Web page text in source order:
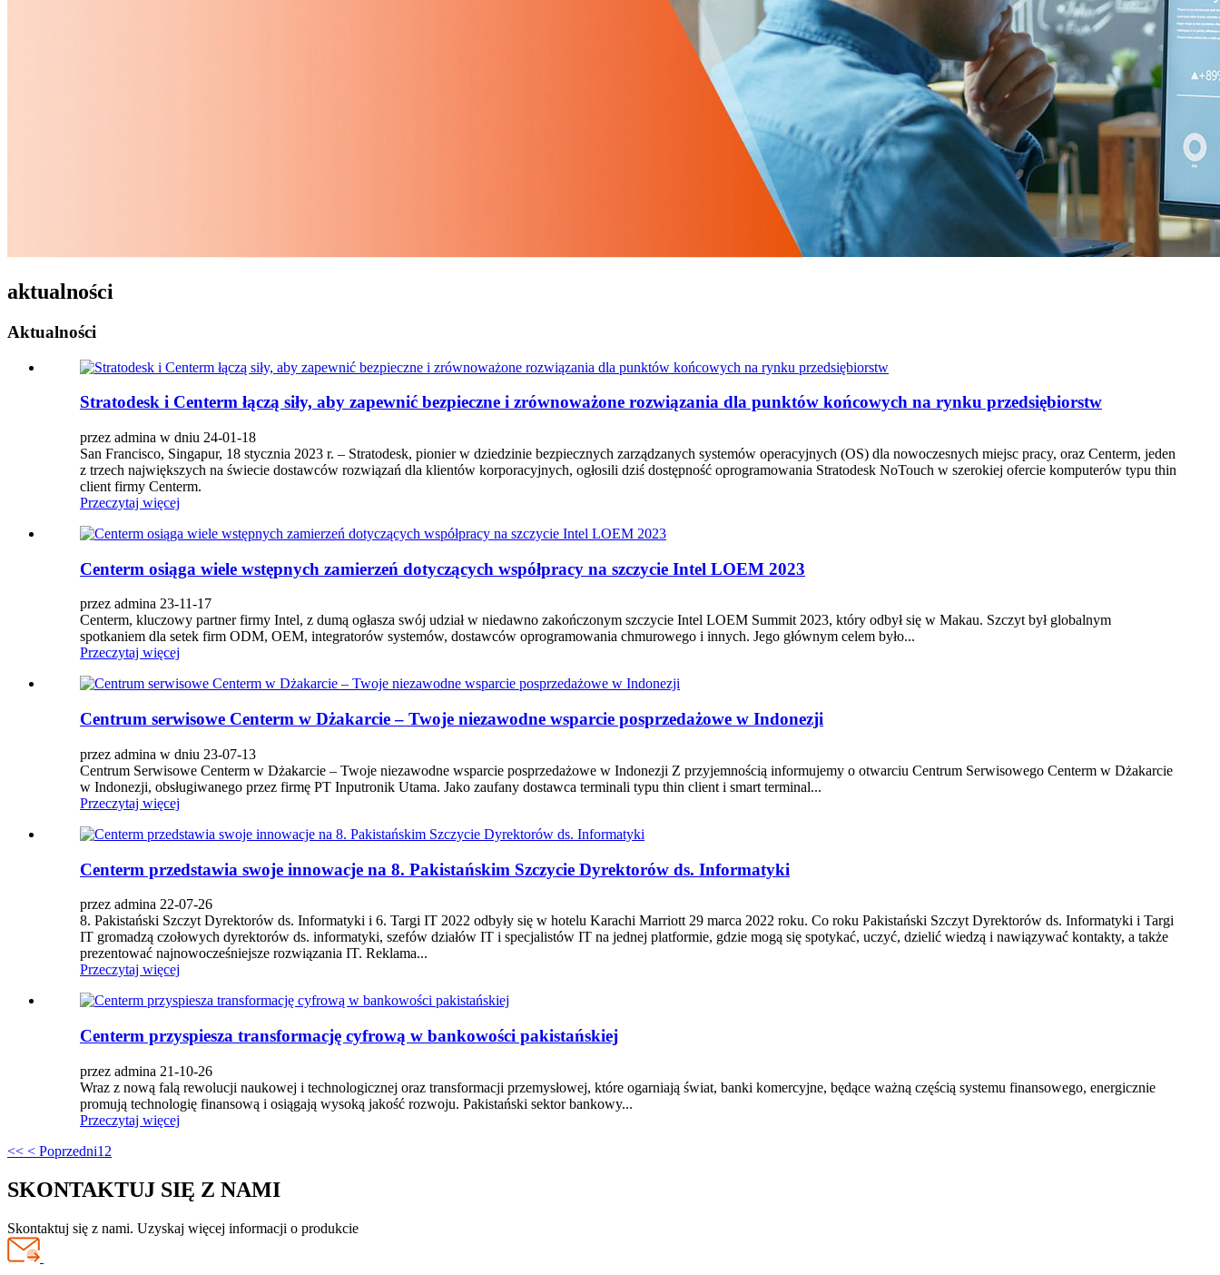
aktualności
Aktualności
Stratodesk i Centerm łączą siły, aby zapewnić bezpieczne i zrównoważone rozwiązania dla punktów końcowych na rynku przedsiębiorstw
przez admina w dniu 24-01-18
San Francisco, Singapur, 18 stycznia 2023 r. – Stratodesk, pionier w dziedzinie bezpiecznych zarządzanych systemów operacyjnych (OS) dla nowoczesnych miejsc pracy, oraz Centerm, jeden
z trzech największych na świecie dostawców rozwiązań dla klientów korporacyjnych, ogłosili dziś dostępność oprogramowania Stratodesk NoTouch w szerokiej ofercie komputerów typu thin
client firmy Centerm.
Przeczytaj więcej
Centerm osiąga wiele wstępnych zamierzeń dotyczących współpracy na szczycie Intel LOEM 2023
przez admina 23-11-17
Centerm, kluczowy partner firmy Intel, z dumą ogłasza swój udział w niedawno zakończonym szczycie Intel LOEM Summit 2023, który odbył się w Makau. Szczyt był globalnym
spotkaniem dla setek firm ODM, OEM, integratorów systemów, dostawców oprogramowania chmurowego i innych. Jego głównym celem było...
Przeczytaj więcej
Centrum serwisowe Centerm w Dżakarcie – Twoje niezawodne wsparcie posprzedażowe w Indonezji
przez admina w dniu 23-07-13
Centrum Serwisowe Centerm w Dżakarcie – Twoje niezawodne wsparcie posprzedażowe w Indonezji Z przyjemnością informujemy o otwarciu Centrum Serwisowego Centerm w Dżakarcie
w Indonezji, obsługiwanego przez firmę PT Inputronik Utama. Jako zaufany dostawca terminali typu thin client i smart terminal...
Przeczytaj więcej
Centerm przedstawia swoje innowacje na 8. Pakistańskim Szczycie Dyrektorów ds. Informatyki
przez admina 22-07-26
8. Pakistański Szczyt Dyrektorów ds. Informatyki i 6. Targi IT 2022 odbyły się w hotelu Karachi Marriott 29 marca 2022 roku. Co roku Pakistański Szczyt Dyrektorów ds. Informatyki i Targi
IT gromadzą czołowych dyrektorów ds. informatyki, szefów działów IT i specjalistów IT na jednej platformie, gdzie mogą się spotykać, uczyć, dzielić wiedzą i nawiązywać kontakty, a także
prezentować najnowocześniejsze rozwiązania IT. Reklama...
Przeczytaj więcej
Centerm przyspiesza transformację cyfrową w bankowości pakistańskiej
przez admina 21-10-26
Wraz z nową falą rewolucji naukowej i technologicznej oraz transformacji przemysłowej, które ogarniają świat, banki komercyjne, będące ważną częścią systemu finansowego, energicznie
promują technologię finansową i osiągają wysoką jakość rozwoju. Pakistański sektor bankowy...
Przeczytaj więcej
<< < Poprzedni1 2
SKONTAKTUJ SIĘ Z NAMI
Skontaktuj się z nami. Uzyskaj więcej informacji o produkcie